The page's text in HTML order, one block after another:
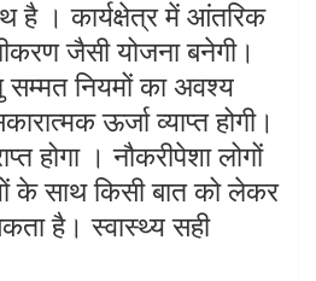
। कार्यक्षेत्र में आंतरिक
जैसी योजना बनेगी।
सम्मत नियमों का अवश्य
ऊर्जा व्याप्त होगी।
होगा । नौकरीपेशा लोगों
के साथ किसी बात को लेकर
है। स्वास्थ्य सही